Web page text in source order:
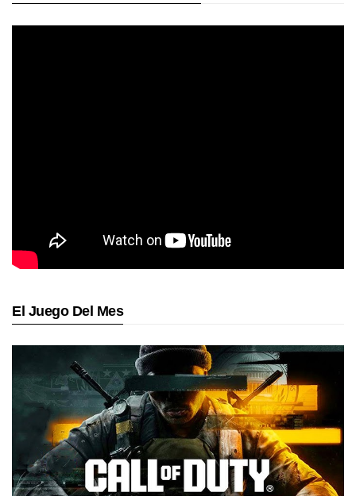
El Juego Del Mes